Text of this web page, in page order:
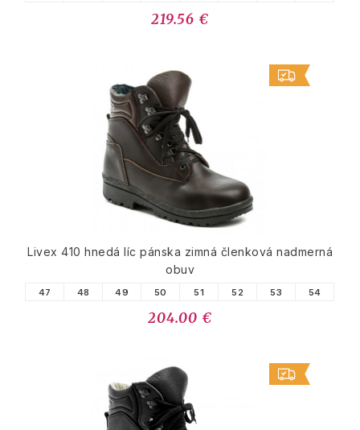
219.56 €
Livex 410 hnedá líc pánska zimná členková nadmerná
obuv
47 48 49 50 51 52 53 54
204.00 €